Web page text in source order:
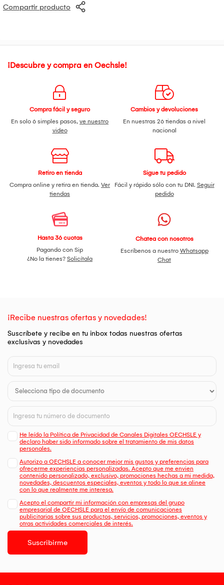
Voltaje:220 – 240V
Compartir producto
¡Descubre y compra en Oechsle!
Compra fácil y seguro
En solo 6 simples pasos, ve nuestro
video
Cambios y devoluciones
En nuestras 26 tiendas a nivel
nacional
Retiro en tienda
Compra online y retira en tienda. Ver
tiendas
Sigue tu pedido
Fácil y rápido sólo con tu DNI. Seguir
pedido
Hasta 36 cuotas
Pagando con Sip
¿No la tienes? Solicítala
Chatea con nosotros
Escríbenos a nuestro Whatsapp
Chat
¡Recibe nuestras ofertas y novedades!
Suscríbete y recibe en tu inbox todas nuestras ofertas
exclusivas y novedades
He leído la Política de Privacidad de Canales Digitales OECHSLE y
declaro haber sido informado sobre el tratamiento de mis datos
personales.
Autorizo a OECHSLE a conocer mejor mis gustos y preferencias para
ofrecerme experiencias personalizadas. Acepto que me envien
contenido personalizado, exclusivo, promociones hechas a mi medida,
novedades, descuentos especiales, eventos y todo lo que se alinee
con lo que realmente me interesa.
Acepto el compartir mi información con empresas del grupo
empresarial de OECHSLE para el envío de comunicaciones
publicitarias sobre sus productos, servicios, promociones, eventos y
otras actividades comerciales de interés.
Suscribirme